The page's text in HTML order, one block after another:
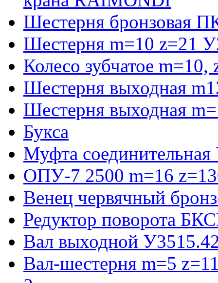
Шестерня бронзовая
Шестерня m=10 z=21
Колесо зубчатое
Шестерня выходная
Шестерня выходная
Букса
Муфта
ОПУ-7 2500 m=16
Венец червячный
Редуктор поворота
Вал выходной
Вал-шестерня m=5